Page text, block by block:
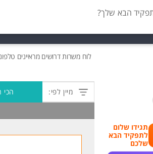
הבא שלך?
לוח משרותדרושים מראיינים
תגידו שלום
לתפקיד הבא
שלכם
מיין לפי: